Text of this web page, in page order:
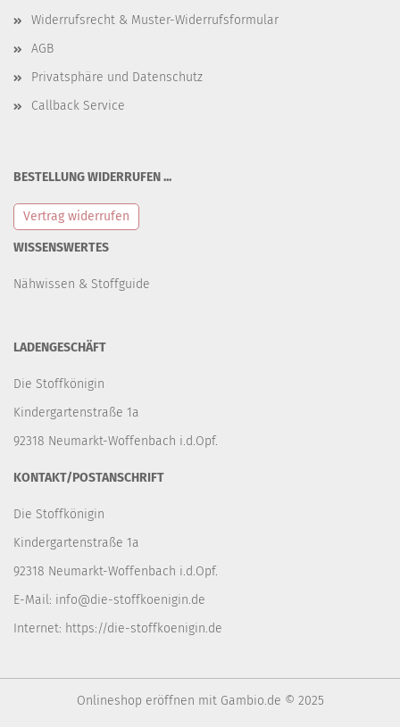
Widerrufsrecht & Muster-Widerrufsformular
AGB
Privatsphäre und Datenschutz
Callback Service
BESTELLUNG WIDERRUFEN ...
Vertrag widerrufen
WISSENSWERTES
Nähwissen & Stoffguide
LADENGESCHÄFT
Die Stoffkönigin
Kindergartenstraße 1a
92318 Neumarkt-Woffenbach i.d.Opf.
KONTAKT/POSTANSCHRIFT
Die Stoffkönigin
Kindergartenstraße 1a
92318 Neumarkt-Woffenbach i.d.Opf.
E-Mail: info@die-stoffkoenigin.de
Internet: https://die-stoffkoenigin.de
Onlineshop eröffnen mit Gambio.de © 2025